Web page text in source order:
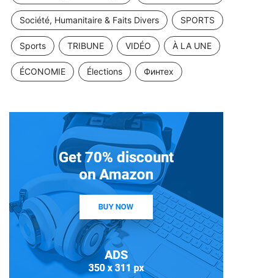
Société, Humanitaire & Faits Divers SPORTS
Sports TRIBUNE VIDÉO À LA UNE
ÉCONOMIE Élections Финтех